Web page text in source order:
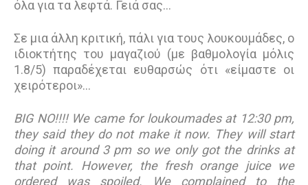
όλα για τα λεφτά. Γειά σας…
Σε μια άλλη κριτική, πάλι για τους λουκουμάδες, ο
ιδιοκτήτης του μαγαζιού (με βαθμολογία μόλις
1.8/5) παραδέχεται ευθαρσώς ότι «είμαστε οι
χειρότεροι»…
BIG NO!!!! We came for loukoumades at 12:30 pm,
they said they do not make it now. They will start
doing it around 3 pm so we only got the drinks at
that point. However, the fresh orange juice we
ordered was spoiled. We complained to the